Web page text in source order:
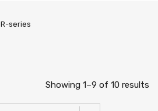
R-series
Showing 1–9 of 10 results